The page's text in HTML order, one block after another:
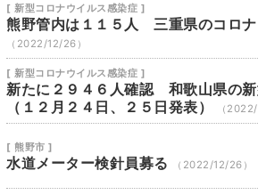
[ 新型コロナウイルス感染症 ]
熊野管内は１１５人 三重県のコロナ
（2022/12/26）
[ 新型コロナウイルス感染症 ]
新たに２９４６人確認 和歌山県の
（１２月２４日、２５日発表）
（
[ 熊野市 ]
水道メーター検針員募る （2022/12/26）